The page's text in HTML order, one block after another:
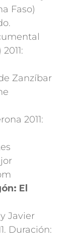
Faso)
Zanzíbar
2011:
El
Javier
Duración: